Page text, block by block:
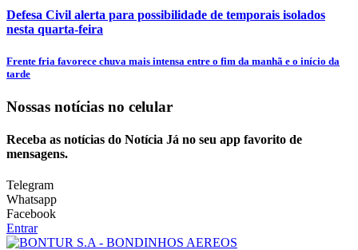
Defesa Civil alerta para possibilidade de temporais isolados
nesta quarta-feira
Frente fria favorece chuva mais intensa entre o fim da manhã e o início da
tarde
Nossas notícias no celular
Receba as notícias do Notícia Já no seu app favorito de
mensagens.
Telegram
Whatsapp
Facebook
Entrar